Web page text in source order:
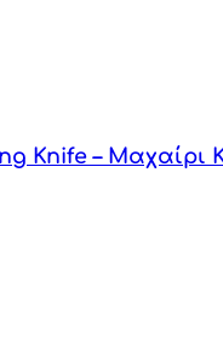
Knife – Μαχαίρι